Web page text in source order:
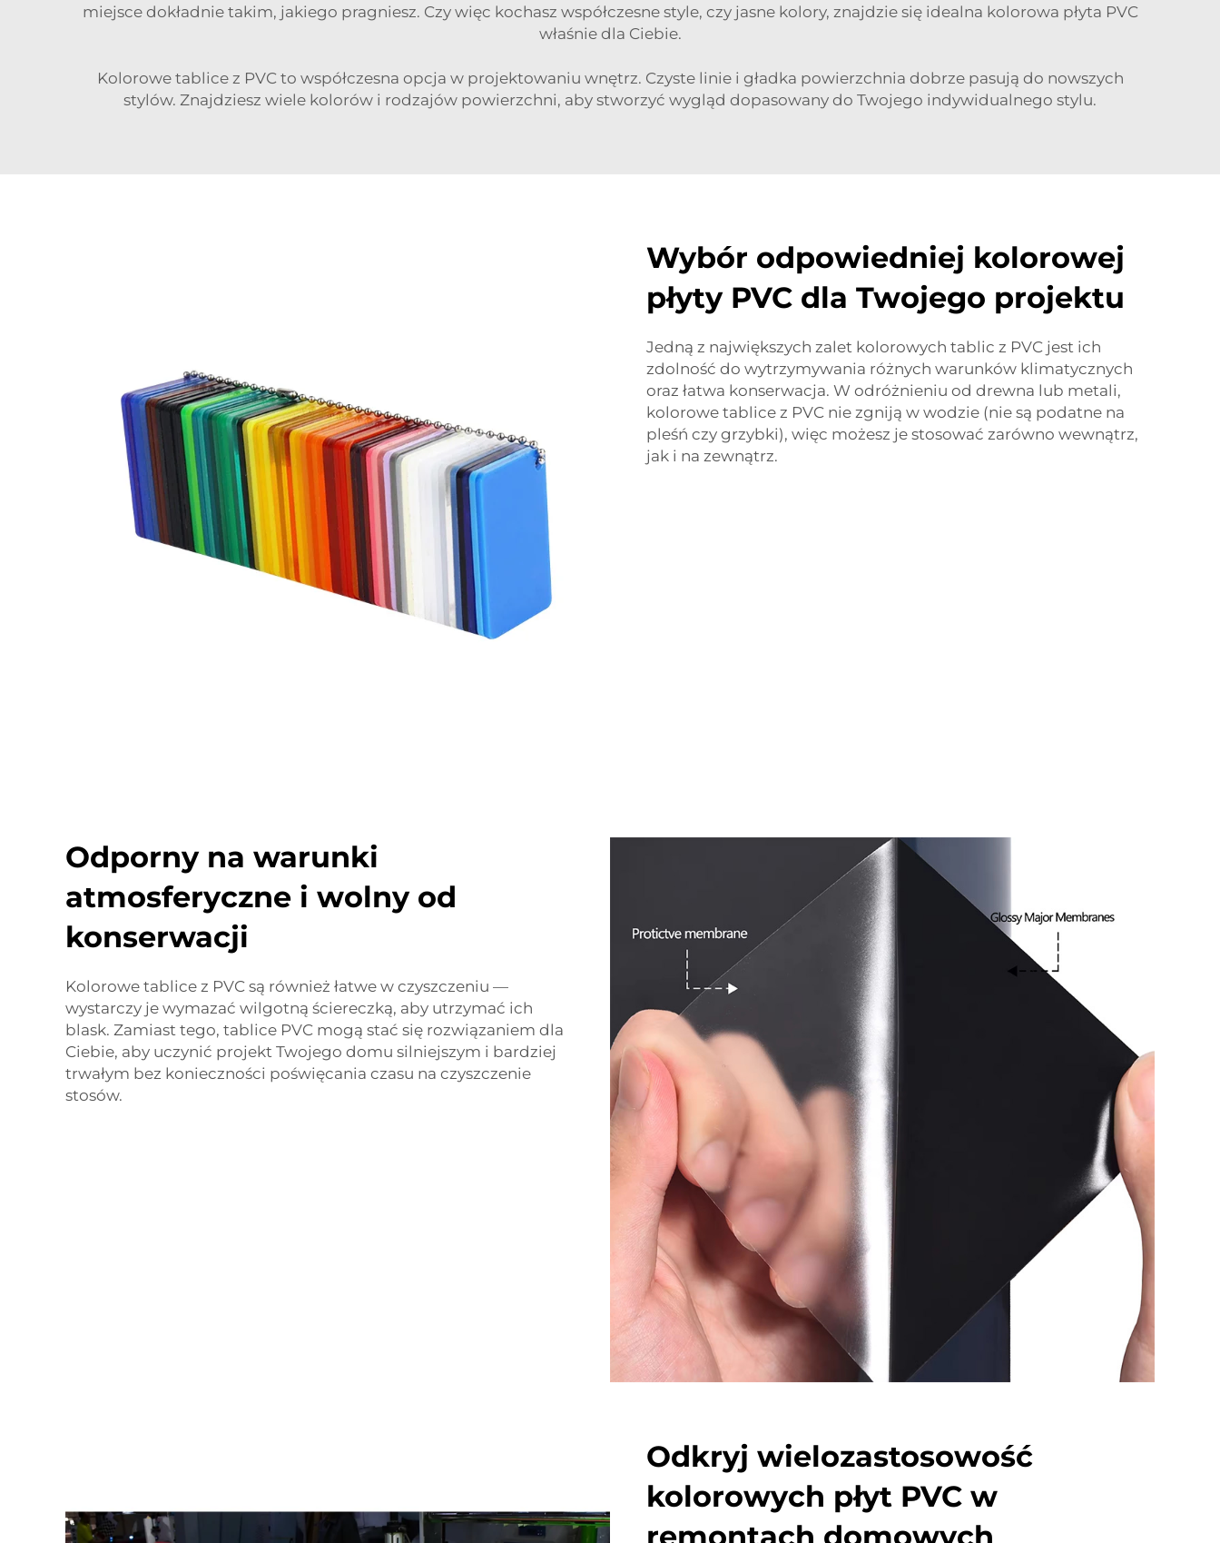
miejsce dokładnie takim, jakiego pragniesz. Czy więc kochasz współczesne style, czy jasne kolory, znajdzie się idealna kolorowa płyta PVC
właśnie dla Ciebie.
Kolorowe tablice z PVC to współczesna opcja w projektowaniu wnętrz. Czyste linie i gładka powierzchnia dobrze pasują do nowszych
stylów. Znajdziesz wiele kolorów i rodzajów powierzchni, aby stworzyć wygląd dopasowany do Twojego indywidualnego stylu.
Wybór odpowiedniej kolorowej
płyty PVC dla Twojego projektu
Jedną z największych zalet kolorowych tablic z PVC jest ich
zdolność do wytrzymywania różnych warunków klimatycznych
oraz łatwa konserwacja. W odróżnieniu od drewna lub metali,
kolorowe tablice z PVC nie zgniją w wodzie (nie są podatne na
pleśń czy grzybki), więc możesz je stosować zarówno wewnątrz,
jak i na zewnątrz.
Odporny na warunki
atmosferyczne i wolny od
konserwacji
Kolorowe tablice z PVC są również łatwe w czyszczeniu —
wystarczy je wymazać wilgotną ściereczką, aby utrzymać ich
blask. Zamiast tego, tablice PVC mogą stać się rozwiązaniem dla
Ciebie, aby uczynić projekt Twojego domu silniejszym i bardziej
trwałym bez konieczności poświęcania czasu na czyszczenie
stosów.
Odkryj wielozastosowość
kolorowych płyt PVC w